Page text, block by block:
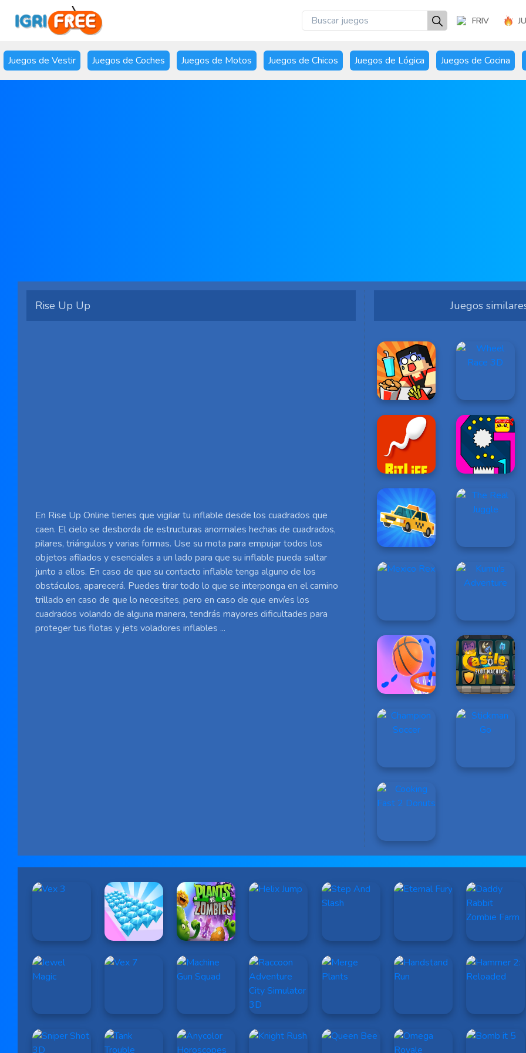
FRIV
Juegos de Vestir Juegos de Coches Juegos de Motos Juegos de Chicos Juegos de Lógica Juegos de Cocina
Rise Up Up
En Rise Up Online tienes que vigilar tu inflable desde los cuadrados que
caen. El cielo se desborda de estructuras anormales hechas de cuadrados,
pilares, triángulos y varias formas. Use su mota para empujar todos los
objetos afilados y esenciales a un lado para que su inflable pueda saltar
junto a ellos. En caso de que su contacto inflable tenga alguno de los
obstáculos, aparecerá. Puedes tirar todo lo que se interponga en el camino
trillado en caso de que lo necesites, pero en caso de que envíes los
cuadrados volando de alguna manera, tendrás mayores dificultades para
proteger tus flotas y jets voladores inflables ...
Juegos